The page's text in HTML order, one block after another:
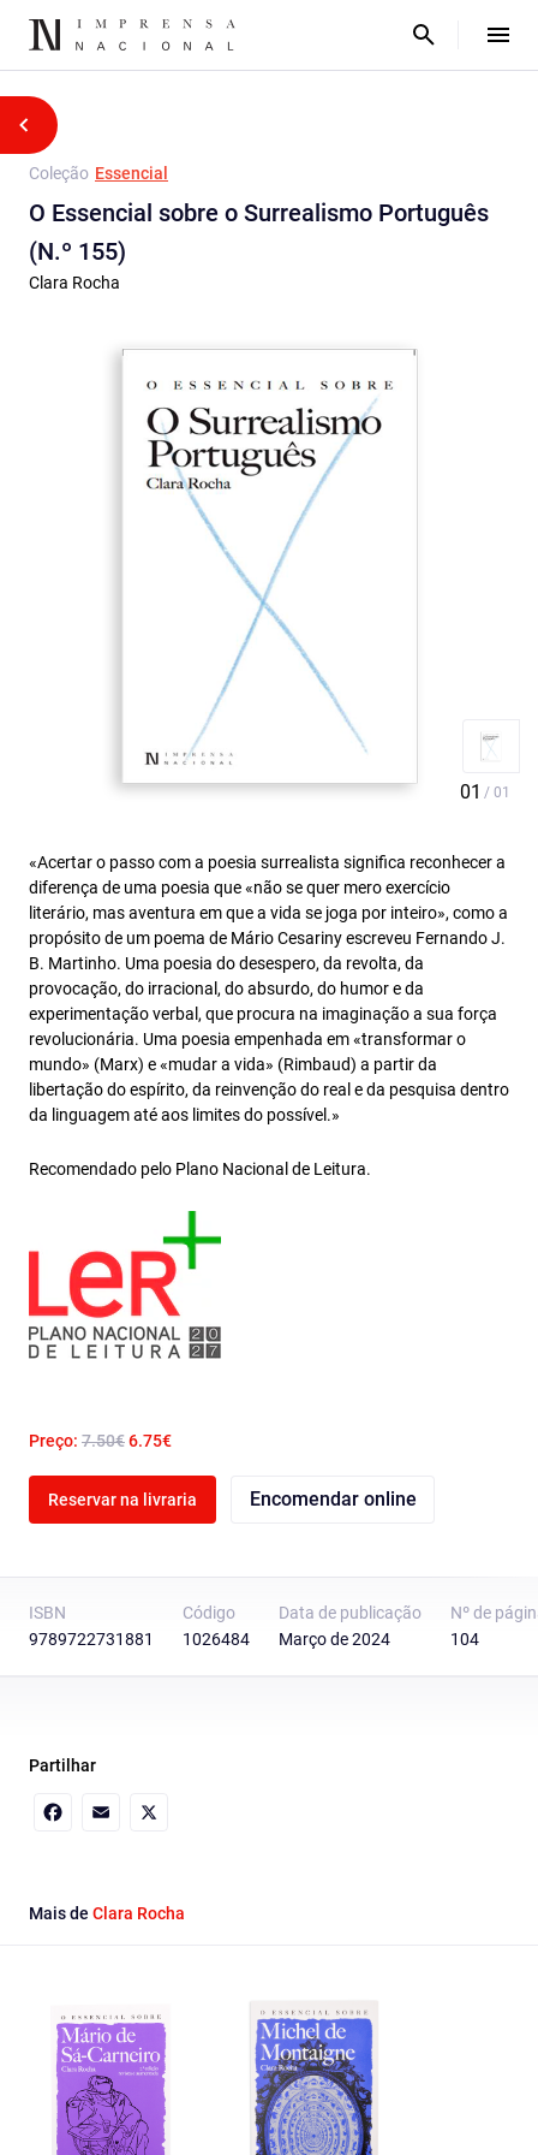
Coleção Essencial
O Essencial sobre o Surrealismo Português
(N.º 155)
Clara Rocha
«Acertar o passo com a poesia surrealista significa reconhecer a
diferença de uma poesia que «não se quer mero exercício
literário, mas aventura em que a vida se joga por inteiro», como a
propósito de um poema de Mário Cesariny escreveu Fernando J.
B. Martinho. Uma poesia do desespero, da revolta, da
provocação, do irracional, do absurdo, do humor e da
experimentação verbal, que procura na imaginação a sua força
revolucionária. Uma poesia empenhada em «transformar o
mundo» (Marx) e «mudar a vida» (Rimbaud) a partir da
libertação do espírito, da reinvenção do real e da pesquisa dentro
da linguagem até aos limites do possível.»
Recomendado pelo Plano Nacional de Leitura.
Preço: 7.50€6.75€
Reservar na livraria Encomendar online
ISBN
9789722731881
Código
1026484
Data de publicação
Março de 2024
Nº de
104
Partilhar
Mais de Clara Rocha